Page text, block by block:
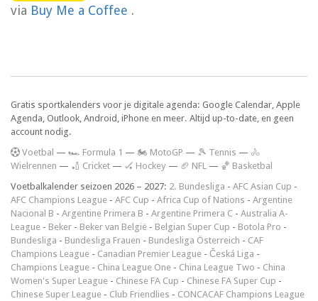
via Buy Me a Coffee .
Gratis sportkalenders voor je digitale agenda: Google Calendar, Apple
Agenda, Outlook, Android, iPhone en meer. Altijd up-to-date, en geen
account nodig.
Voetbal — 🏎️ Formula 1 — 🏍 MotoGP — 🎾 Tennis — 🚴
Wielrennen — 🏏 Cricket — 🏑 Hockey — 🏈 NFL — 🏀 Basketbal
Voetbalkalender seizoen 2026 – 2027: 2. Bundesliga - AFC Asian Cup -
AFC Champions League - AFC Cup - Africa Cup of Nations - Argentine
Nacional B - Argentine Primera B - Argentine Primera C - Australia A-
League - Beker - Beker van België - Belgian Super Cup - Botola Pro -
Bundesliga - Bundesliga Frauen - Bundesliga Österreich - CAF
Champions League - Canadian Premier League - Česká Liga -
Champions League - China League One - China League Two - China
Women's Super League - Chinese FA Cup - Chinese FA Super Cup -
Chinese Super League - Club Friendlies - CONCACAF Champions League